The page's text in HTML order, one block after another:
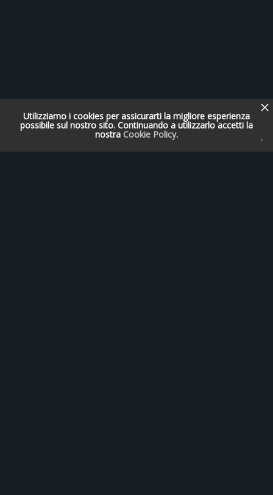
Utilizziamo i cookies per assicurarti la migliore esperienza
possibile sul nostro sito. Continuando a utilizzarlo accetti la
nostra Cookie Policy.